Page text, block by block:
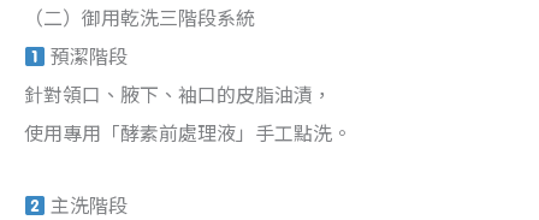
（二）御用乾洗三階段系統
預潔階段
針對領口、腋下、袖口的皮脂油漬，
使用專用「酵素前處理液」手工點洗。
主洗階段